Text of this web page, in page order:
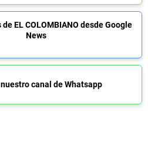
EL COLOMBIANO desde Google
News
canal de Whatsapp